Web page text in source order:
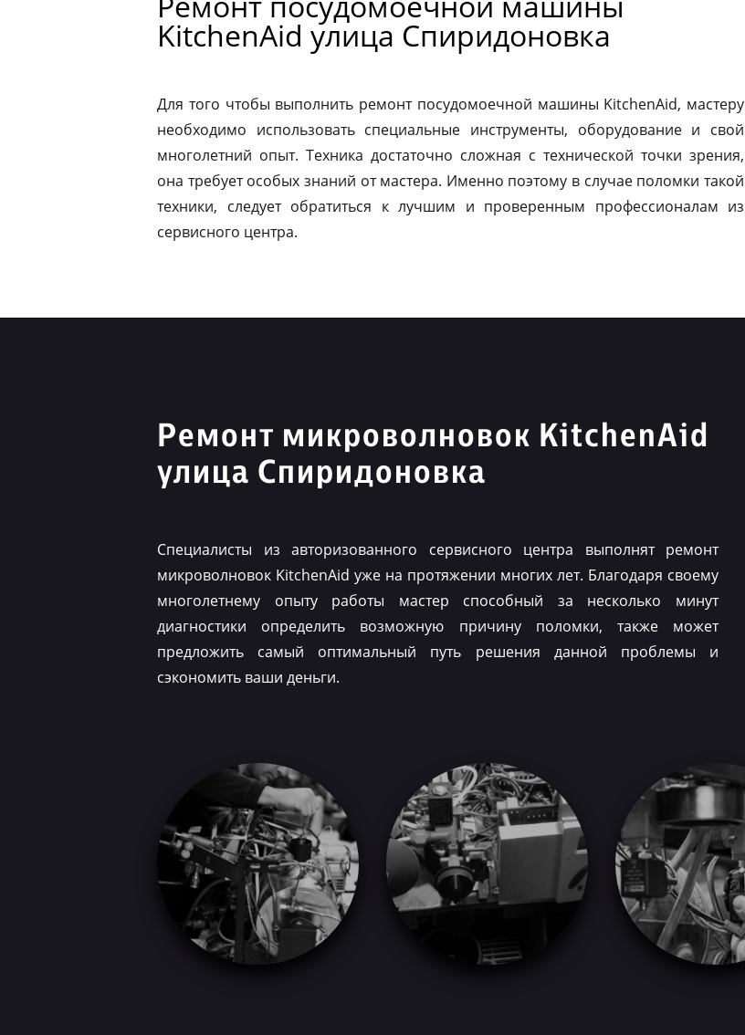
KitchenAid улица Спиридоновка
Для того чтобы выполнить ремонт посудомоечной машины KitchenAid, мастеру
необходимо использовать специальные инструменты, оборудование и свой
многолетний опыт. Техника достаточно сложная с технической точки зрения,
она требует особых знаний от мастера. Именно поэтому в случае поломки такой
техники, следует обратиться к лучшим и проверенным профессионалам из
сервисного центра.
Ремонт микроволновок KitchenAid
улица Спиридоновка
Специалисты из авторизованного сервисного центра выполнят ремонт
микроволновок KitchenAid уже на протяжении многих лет. Благодаря своему
многолетнему опыту работы мастер способный за несколько минут
диагностики определить возможную причину поломки, также может
предложить самый оптимальный путь решения данной проблемы и
сэкономить ваши деньги.